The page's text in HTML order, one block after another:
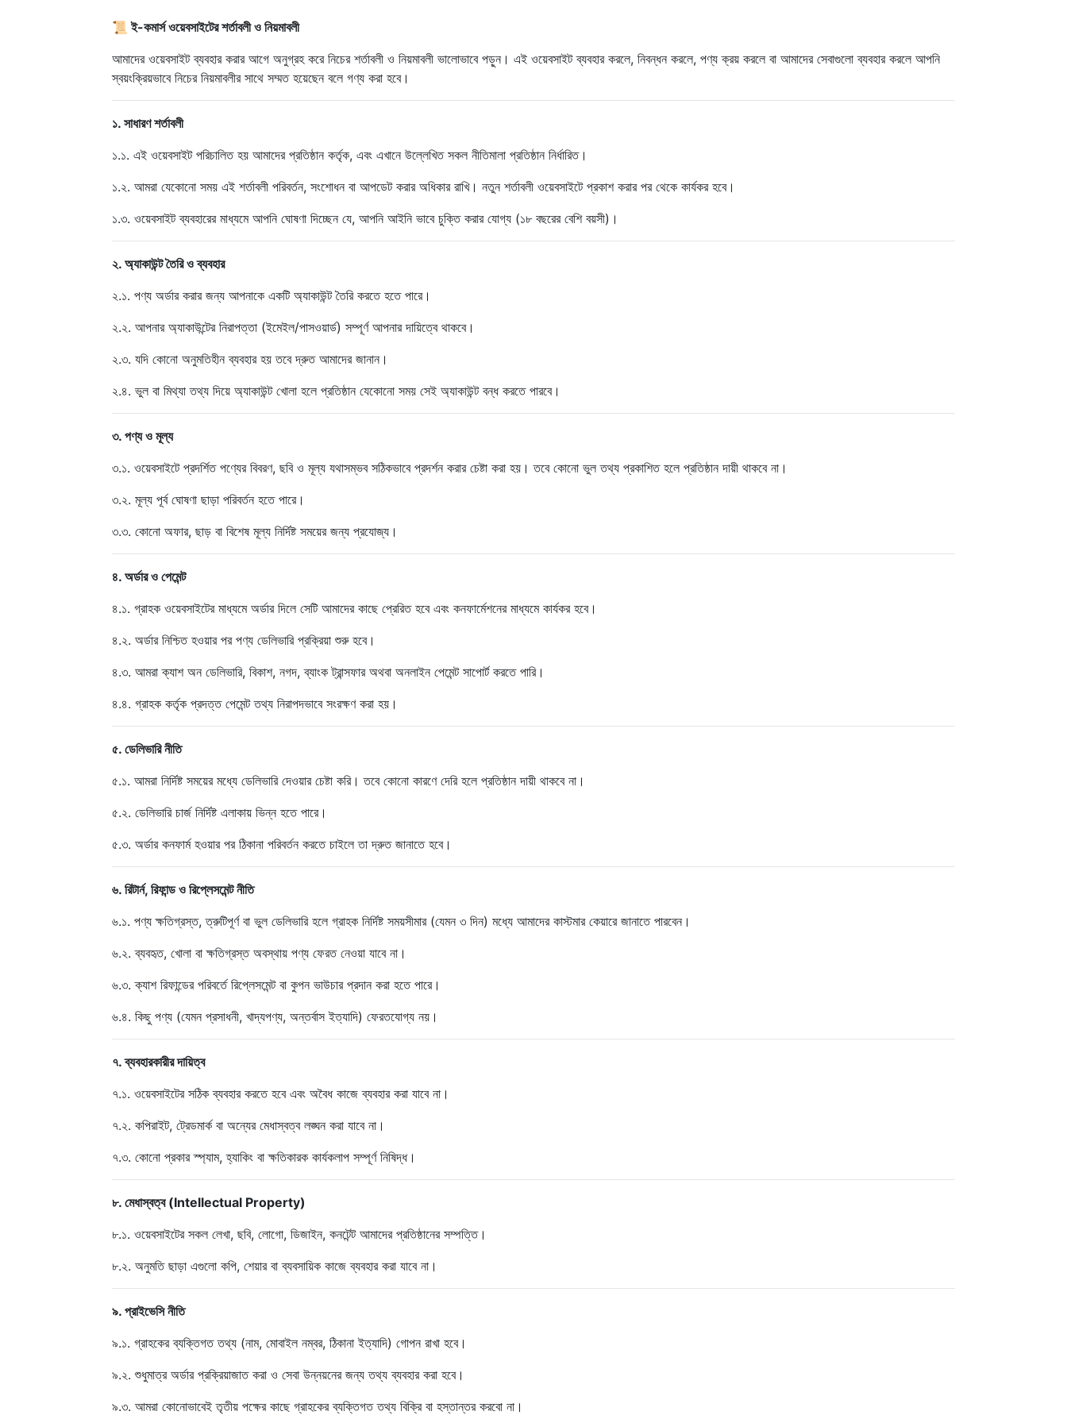
📜 ই-কমার্স ওয়েবসাইটের শর্তাবলী ও নিয়মাবলী
আমাদের ওয়েবসাইট ব্যবহার করার আগে অনুগ্রহ করে নিচের শর্তাবলী ও নিয়মাবলী ভালোভাবে পড়ুন। এই ওয়েবসাইট ব্যবহার করলে, নিবন্ধন করলে, পণ্য ক্রয় করলে বা আমাদের সেবাগুলো ব্যবহার করলে আপনি
স্বয়ংক্রিয়ভাবে নিচের নিয়মাবলীর সাথে সম্মত হয়েছেন বলে গণ্য করা হবে।
১. সাধারণ শর্তাবলী
১.১. এই ওয়েবসাইট পরিচালিত হয় আমাদের প্রতিষ্ঠান কর্তৃক, এবং এখানে উল্লেখিত সকল নীতিমালা প্রতিষ্ঠান নির্ধারিত।
১.২. আমরা যেকোনো সময় এই শর্তাবলী পরিবর্তন, সংশোধন বা আপডেট করার অধিকার রাখি। নতুন শর্তাবলী ওয়েবসাইটে প্রকাশ করার পর থেকে কার্যকর হবে।
১.৩. ওয়েবসাইট ব্যবহারের মাধ্যমে আপনি ঘোষণা দিচ্ছেন যে, আপনি আইনি ভাবে চুক্তি করার যোগ্য (১৮ বছরের বেশি বয়সী)।
২. অ্যাকাউন্ট তৈরি ও ব্যবহার
২.১. পণ্য অর্ডার করার জন্য আপনাকে একটি অ্যাকাউন্ট তৈরি করতে হতে পারে।
২.২. আপনার অ্যাকাউন্টের নিরাপত্তা (ইমেইল/পাসওয়ার্ড) সম্পূর্ণ আপনার দায়িত্বে থাকবে।
২.৩. যদি কোনো অনুমতিহীন ব্যবহার হয় তবে দ্রুত আমাদের জানান।
২.৪. ভুল বা মিথ্যা তথ্য দিয়ে অ্যাকাউন্ট খোলা হলে প্রতিষ্ঠান যেকোনো সময় সেই অ্যাকাউন্ট বন্ধ করতে পারবে।
৩. পণ্য ও মূল্য
৩.১. ওয়েবসাইটে প্রদর্শিত পণ্যের বিবরণ, ছবি ও মূল্য যথাসম্ভব সঠিকভাবে প্রদর্শন করার চেষ্টা করা হয়। তবে কোনো ভুল তথ্য প্রকাশিত হলে প্রতিষ্ঠান দায়ী থাকবে না।
৩.২. মূল্য পূর্ব ঘোষণা ছাড়া পরিবর্তন হতে পারে।
৩.৩. কোনো অফার, ছাড় বা বিশেষ মূল্য নির্দিষ্ট সময়ের জন্য প্রযোজ্য।
৪. অর্ডার ও পেমেন্ট
৪.১. গ্রাহক ওয়েবসাইটের মাধ্যমে অর্ডার দিলে সেটি আমাদের কাছে প্রেরিত হবে এবং কনফার্মেশনের মাধ্যমে কার্যকর হবে।
৪.২. অর্ডার নিশ্চিত হওয়ার পর পণ্য ডেলিভারি প্রক্রিয়া শুরু হবে।
৪.৩. আমরা ক্যাশ অন ডেলিভারি, বিকাশ, নগদ, ব্যাংক ট্রান্সফার অথবা অনলাইন পেমেন্ট সাপোর্ট করতে পারি।
৪.৪. গ্রাহক কর্তৃক প্রদত্ত পেমেন্ট তথ্য নিরাপদভাবে সংরক্ষণ করা হয়।
৫. ডেলিভারি নীতি
৫.১. আমরা নির্দিষ্ট সময়ের মধ্যে ডেলিভারি দেওয়ার চেষ্টা করি। তবে কোনো কারণে দেরি হলে প্রতিষ্ঠান দায়ী থাকবে না।
৫.২. ডেলিভারি চার্জ নির্দিষ্ট এলাকায় ভিন্ন হতে পারে।
৫.৩. অর্ডার কনফার্ম হওয়ার পর ঠিকানা পরিবর্তন করতে চাইলে তা দ্রুত জানাতে হবে।
৬. রিটার্ন, রিফান্ড ও রিপ্লেসমেন্ট নীতি
৬.১. পণ্য ক্ষতিগ্রস্ত, ত্রুটিপূর্ণ বা ভুল ডেলিভারি হলে গ্রাহক নির্দিষ্ট সময়সীমার (যেমন ৩ দিন) মধ্যে আমাদের কাস্টমার কেয়ারে জানাতে পারবেন।
৬.২. ব্যবহৃত, খোলা বা ক্ষতিগ্রস্ত অবস্থায় পণ্য ফেরত নেওয়া যাবে না।
৬.৩. ক্যাশ রিফান্ডের পরিবর্তে রিপ্লেসমেন্ট বা কুপন ভাউচার প্রদান করা হতে পারে।
৬.৪. কিছু পণ্য (যেমন প্রসাধনী, খাদ্যপণ্য, অন্তর্বাস ইত্যাদি) ফেরতযোগ্য নয়।
৭. ব্যবহারকারীর দায়িত্ব
৭.১. ওয়েবসাইটের সঠিক ব্যবহার করতে হবে এবং অবৈধ কাজে ব্যবহার করা যাবে না।
৭.২. কপিরাইট, ট্রেডমার্ক বা অন্যের মেধাস্বত্ব লঙ্ঘন করা যাবে না।
৭.৩. কোনো প্রকার স্প্যাম, হ্যাকিং বা ক্ষতিকারক কার্যকলাপ সম্পূর্ণ নিষিদ্ধ।
৮. মেধাস্বত্ব (Intellectual Property)
৮.১. ওয়েবসাইটের সকল লেখা, ছবি, লোগো, ডিজাইন, কনটেন্ট আমাদের প্রতিষ্ঠানের সম্পত্তি।
৮.২. অনুমতি ছাড়া এগুলো কপি, শেয়ার বা ব্যবসায়িক কাজে ব্যবহার করা যাবে না।
৯. প্রাইভেসি নীতি
৯.১. গ্রাহকের ব্যক্তিগত তথ্য (নাম, মোবাইল নম্বর, ঠিকানা ইত্যাদি) গোপন রাখা হবে।
৯.২. শুধুমাত্র অর্ডার প্রক্রিয়াজাত করা ও সেবা উন্নয়নের জন্য তথ্য ব্যবহার করা হবে।
৯.৩. আমরা কোনোভাবেই তৃতীয় পক্ষের কাছে গ্রাহকের ব্যক্তিগত তথ্য বিক্রি বা হস্তান্তর করবো না।